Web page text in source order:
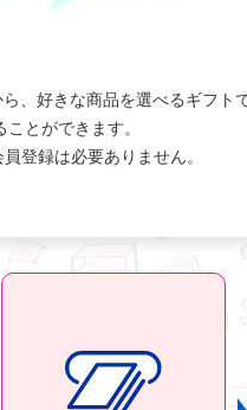
、好きな商品を選べるギフト
とができます。
登録は必要ありません。